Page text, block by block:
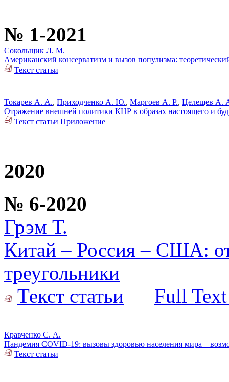
№ 1-2021
Сокольщик Л. М.
Американский консерватизм и вызов популизма:
Текст статьи
Токарев А. А., Приходченко А. Ю., Маргоев А. Р., Целещев А.
Отражение внешней политики КНР в образах настоящего и
Текст статьи Приложение
2020
№ 6-2020
Грэм Т.
Китай – Россия – США:
треугольники
Текст статьи
Full
Кравченко С. А.
Пандемия COVID-19: вызовы здоровью населения мира –
Текст статьи